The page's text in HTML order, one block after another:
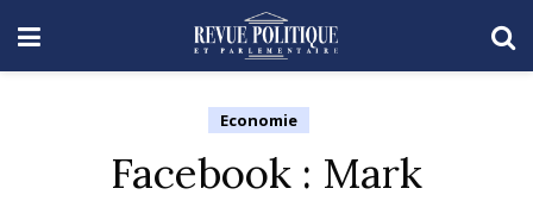
Economie
Facebook : Mark